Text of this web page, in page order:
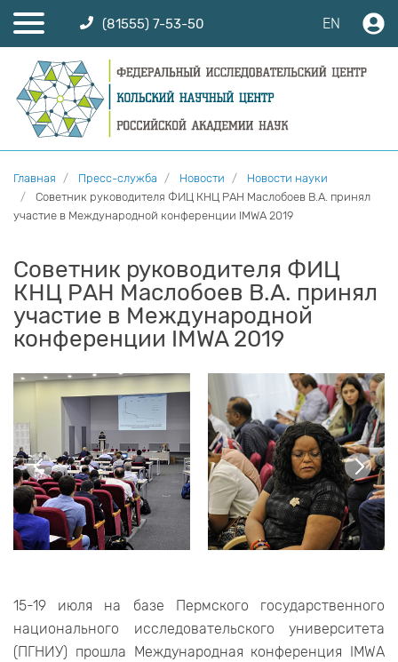
(81555) 7-53-50 EN
Главная Пресс-служба Новости
Новости науки
Советник руководителя ФИЦ КНЦ РАН Маслобоев В.А. принял
участие в Международной конференции IMWA 2019
Советник руководителя ФИЦ
КНЦ РАН Маслобоев В.А. принял
участие в Международной
конференции IMWA 2019
15-19 июля на базе Пермского государственного
национального исследовательского университета
(ПГНИУ) прошла Международная конференция IMWA